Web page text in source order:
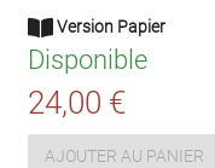
Version Papier
Disponible
24,00 €
AJOUTER AU PANIER